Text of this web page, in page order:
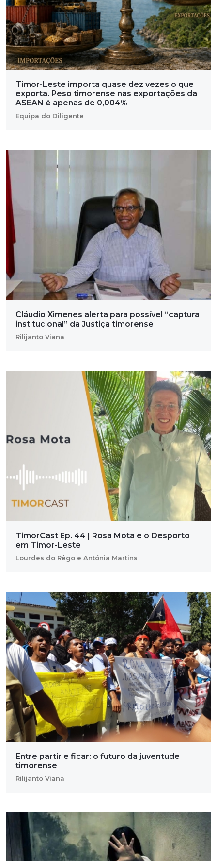
Timor-Leste importa quase dez vezes o que
exporta. Peso timorense nas exportações da
ASEAN é apenas de 0,004%
Equipa do Diligente
Cláudio Ximenes alerta para possível “captura
institucional” da Justiça timorense
Rilijanto Viana
TimorCast Ep. 44 | Rosa Mota e o Desporto
em Timor-Leste
Lourdes do Rêgo e Antónia Martins
Entre partir e ficar: o futuro da juventude
timorense
Rilijanto Viana